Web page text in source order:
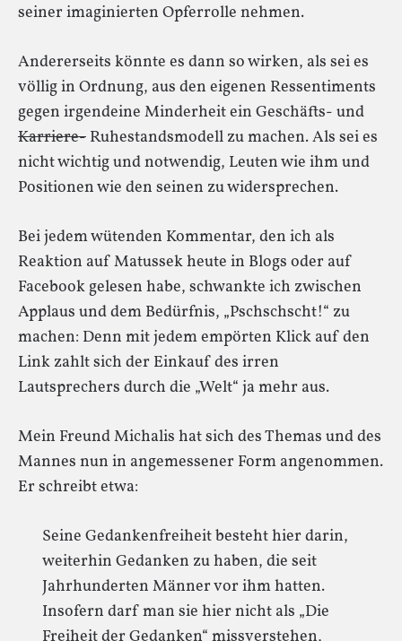
seiner imaginierten Opferrolle nehmen.
Andererseits könnte es dann so wirken, als sei es
völlig in Ordnung, aus den eigenen Ressentiments
gegen irgendeine Minderheit ein Geschäfts- und
Karriere- Ruhestandsmodell zu machen. Als sei es
nicht wichtig und notwendig, Leuten wie ihm und
Positionen wie den seinen zu widersprechen.
Bei jedem wütenden Kommentar, den ich als
Reaktion auf Matussek heute in Blogs oder auf
Facebook gelesen habe, schwankte ich zwischen
Applaus und dem Bedürfnis, „Pschschscht!“ zu
machen: Denn mit jedem empörten Klick auf den
Link zahlt sich der Einkauf des irren
Lautsprechers durch die „Welt“ ja mehr aus.
Mein Freund Michalis hat sich des Themas und des
Mannes nun in angemessener Form angenommen.
Er schreibt etwa:
Seine Gedankenfreiheit besteht hier darin,
weiterhin Gedanken zu haben, die seit
Jahrhunderten Männer vor ihm hatten.
Insofern darf man sie hier nicht als „Die